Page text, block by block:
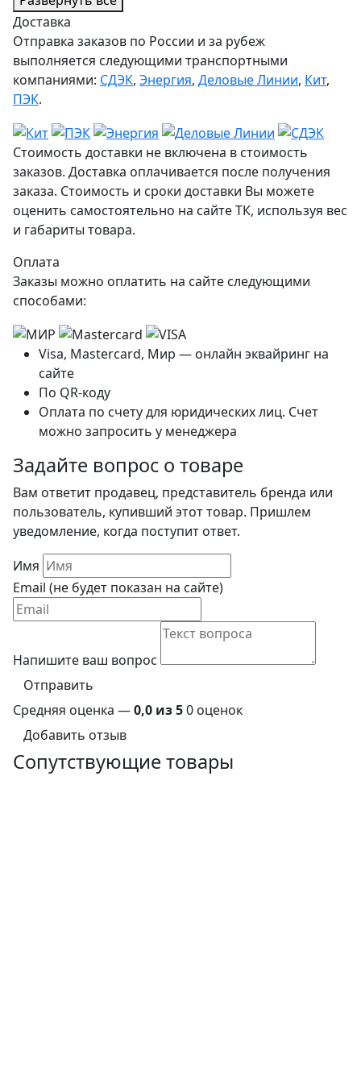
Доставка
Отправка заказов по России и за рубеж
выполняется следующими транспортными
компаниями: СДЭК, Энергия, Деловые Линии, Кит,
ПЭК.
Стоимость доставки не включена в стоимость
заказов. Доставка оплачивается после получения
заказа. Стоимость и сроки доставки Вы можете
оценить самостоятельно на сайте ТК, используя вес
и габариты товара.
Оплата
Заказы можно оплатить на сайте следующими
способами:
Visa, Mastercard, Мир — онлайн эквайринг на
сайте
По QR-коду
Оплата по счету для юридических лиц. Счет
можно запросить у менеджера
Задайте вопрос о товаре
Вам ответит продавец, представитель бренда или
пользователь, купивший этот товар. Пришлем
уведомление, когда поступит ответ.
Имя
Email (не будет показан на сайте)
Напишите ваш вопрос
Отправить
Средняя оценка —0,0 из 50 оценок
Добавить отзыв
Сопутствующие товары